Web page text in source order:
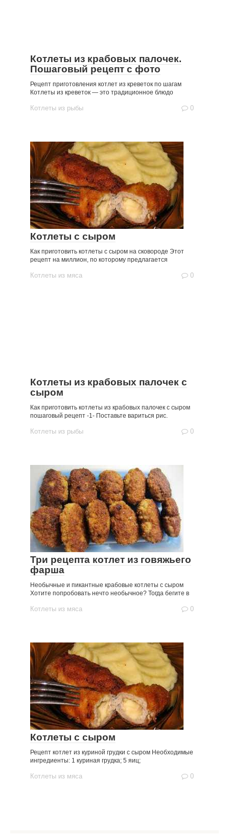
Котлеты из крабовых палочек.
Пошаговый рецепт с фото
Рецепт приготовления котлет из креветок по шагам
Котлеты из креветок — это традиционное блюдо
Котлеты из рыбы 0
Котлеты с сыром
Как приготовить котлеты с сыром на сковороде Этот
рецепт на миллион, по которому предлагается
Котлеты из мяса 0
Котлеты из крабовых палочек с
сыром
Как приготовить котлеты из крабовых палочек с сыром
пошаговый рецепт -1- Поставьте вариться рис.
Котлеты из рыбы 0
Три рецепта котлет из говяжьего
фарша
Необычные и пикантные крабовые котлеты с сыром
Хотите попробовать нечто необычное? Тогда бегите в
Котлеты из мяса 0
Котлеты с сыром
Рецепт котлет из куриной грудки с сыром Необходимые
ингредиенты: 1 куриная грудка; 5 яиц;
Котлеты из мяса 0